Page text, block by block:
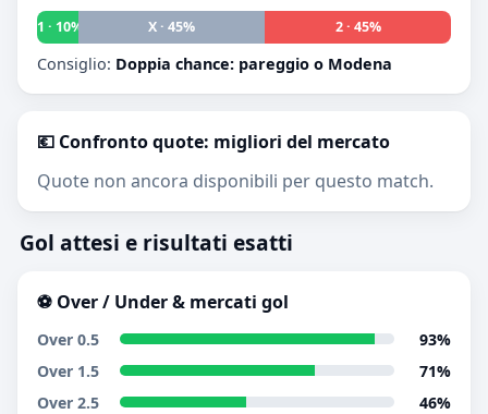
1 · 10%
X · 45% 2 · 45%
Consiglio: Doppia chance: pareggio o Modena
💶 Confronto quote: migliori del mercato
Quote non ancora disponibili per questo match.
Gol attesi e risultati esatti
⚽ Over / Under & mercati gol
Over 0.5
93%
Over 1.5
71%
Over 2.5
46%